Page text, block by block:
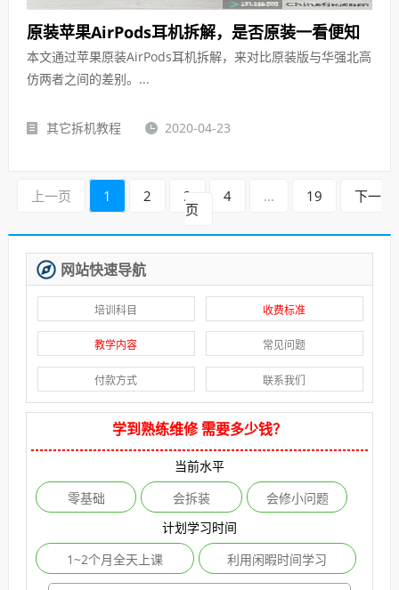
原装苹果AirPods耳机拆解，是否原装一看便知
本文通过苹果原装AirPods耳机拆解，来对比原装版与华强北高
仿两者之间的差别。...
其它拆机教程 2020-04-23
上一页 1 2 3 4 ... 19 下一
页
网站快速导航
培训科目 收费标准
教学内容 常见问题
付款方式 联系我们
学到熟练维修 需要多少钱？
当前水平
零基础
会拆装
会修小问题
计划学习时间
1~2个月全天上课
利用闲暇时间学习